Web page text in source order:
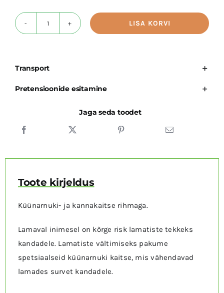
WC- JA VANNITUBA
Küünarnuki-
(paar)
SVP-
LISA KORVI
Transport
Pretensioonide esitamine
Jaga seda toodet
Toote kirjeldus
Küünarnuki- ja kannakaitse rihmaga.
Lamaval inimesel on kõrge risk lamatiste tekkeks
kandadele. Lamatiste vältimiseks pakume
spetsiaalseid küünarnuki kaitse, mis vähendavad
lamades survet kandadele.